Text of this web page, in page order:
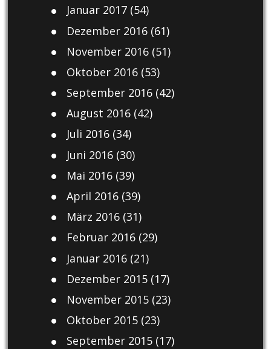
Januar 2017(54)
Dezember 2016(61)
November 2016(51)
Oktober 2016(53)
September 2016(42)
August 2016(42)
Juli 2016(34)
Juni 2016(30)
Mai 2016(39)
April 2016(39)
März 2016(31)
Februar 2016(29)
Januar 2016(21)
Dezember 2015(17)
November 2015(23)
Oktober 2015(23)
September 2015(17)